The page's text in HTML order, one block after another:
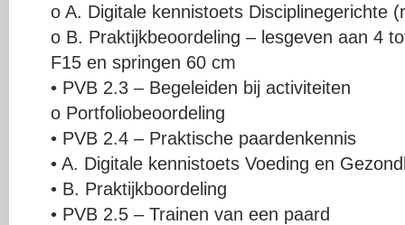
o A. Digitale kennistoets Disciplinegerichte
o B. Praktijkbeoordeling – lesgeven aan 4
F15 en springen 60 cm
• PVB 2.3 – Begeleiden bij activiteiten
o Portfoliobeoordeling
• PVB 2.4 – Praktische paardenkennis
• A. Digitale kennistoets Voeding en
• B. Praktijkboordeling
• PVB 2.5 – Trainen van een paard